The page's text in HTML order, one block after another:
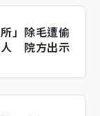
」除毛遭偷
人 院方出示